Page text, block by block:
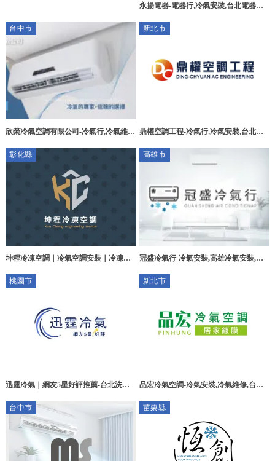
永揚電器-電器行,冷氣安裝,台北電器行,
台中市
欣榮冷氣空調有限公司-冷氣行,冷氣維
新北市
鼎權空調工程-冷氣行,冷氣安裝,台北冷
彰化縣
坤程冷凍空調｜冷氣空調安裝｜冷凍冷
規劃
高雄市
冠盛冷氣行-冷氣安裝,高雄冷氣安裝,三
洗
桃園市
迅霆冷氣｜網友5星好評推薦-台北洗冷
預約
新北市
品宏冷氣空調-冷氣安裝,冷氣維修,台北
台中市
苗栗縣